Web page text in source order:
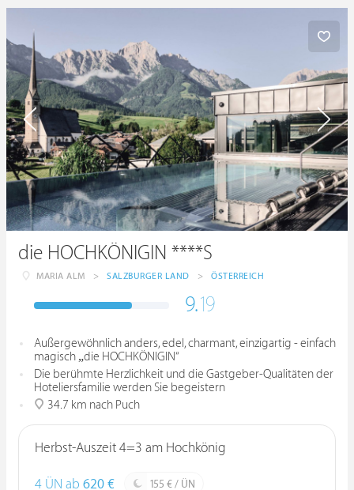
die HOCHKÖNIGIN ****S
MARIA ALM > SALZBURGER LAND > ÖSTERREICH
9.19
Außergewöhnlich anders, edel, charmant, einzigartig - einfach
magisch „die HOCHKÖNIGIN“
Die berühmte Herzlichkeit und die Gastgeber-Qualitäten der
Hoteliersfamilie werden Sie begeistern
34.7 km nach Puch
Herbst-Auszeit 4=3 am Hochkönig
4 ÜN ab 620 € 155 € / ÜN